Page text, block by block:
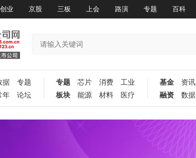
创业 京股 三板 上会 路演 专题 百科
据
专题
年 论坛
专题 芯片 消费
工业
板块
能源 材料 医疗
基金 资讯
融资
数据